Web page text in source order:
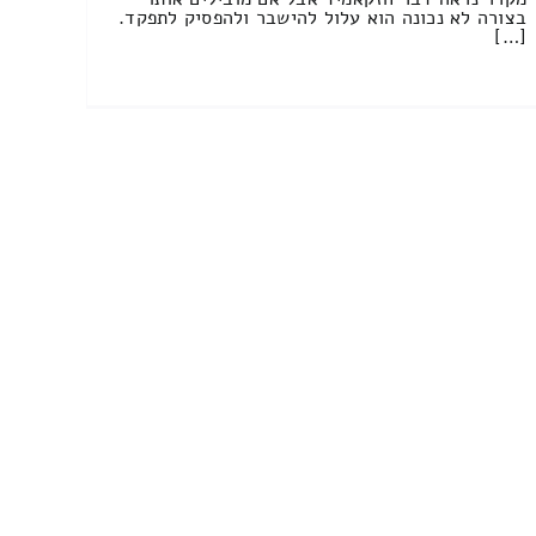
בצורה לא נכונה הוא עלול להישבר ולהפסיק לתפקד.
[…]